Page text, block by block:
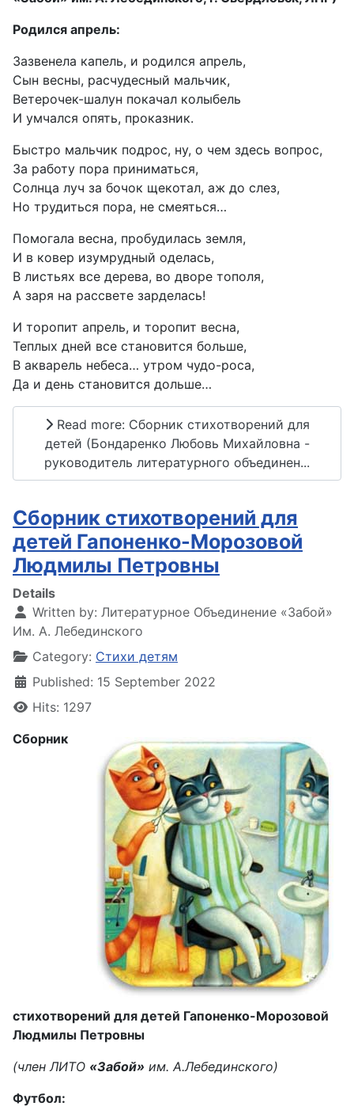
Родился апрель:
Зазвенела капель, и родился апрель,
Сын весны, расчудесный мальчик,
Ветерочек-шалун покачал колыбель
И умчался опять, проказник.
Быстро мальчик подрос, ну, о чем здесь вопрос,
За работу пора приниматься,
Солнца луч за бочок щекотал, аж до слез,
Но трудиться пора, не смеяться…
Помогала весна, пробудилась земля,
И в ковер изумрудный оделась,
В листьях все дерева, во дворе тополя,
А заря на рассвете зарделась!
И торопит апрель, и торопит весна,
Теплых дней все становится больше,
В акварель небеса… утром чудо-роса,
Да и день становится дольше…
Read more: Сборник стихотворений для
детей (Бондаренко Любовь Михайловна -
руководитель литературного объединен...
Сборник стихотворений для
детей Гапоненко-Морозовой
Людмилы Петровны
Details
Written by: Литературное Объединение «Забой»
Им. А. Лебединского
Category: Стихи детям
Published: 15 September 2022
Hits: 1297
Сборник
стихотворений для детей Гапоненко-Морозовой
Людмилы Петровны
(член ЛИТО «Забой» им. А.Лебединского)
Футбол: